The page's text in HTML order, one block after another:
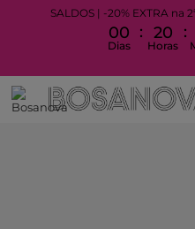
SALDOS | -20% EXTRA na
00
Dias
: 20
Horas
: